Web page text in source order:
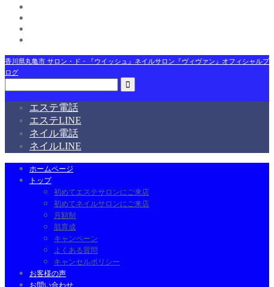
香川県丸亀市 サロン・ド・『ウイッシュ』ネイルサロン『ヴィヴァン』オフィシャルブ
ログ
エステ電話
エステLINE
ネイル電話
ネイルLINE
ホームページ
トップ
初めてエステサロンにご来店
初めてネイルサロンにご来店
月額制
肌育成
キャンペーン
よくある質問
キャンセルポリシー
お客様の声
お問い合わせ